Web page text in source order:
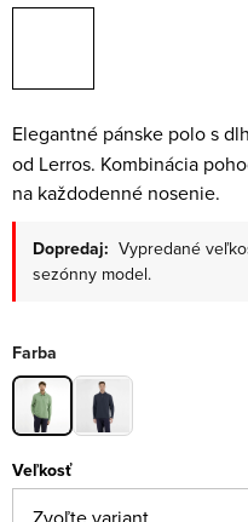
Elegantné pánske polo s
od Lerros. Kombinácia
na každodenné nosenie.
Dopredaj: Vypredané
sezónny model.
Farba
Veľkosť